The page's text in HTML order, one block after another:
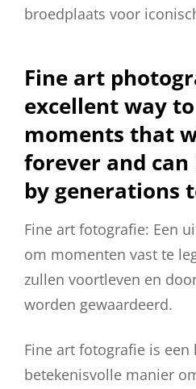
broedplaats voor
Fine art
excellent way
moments that
forever and can
by generations
Fine art fotografie: Een
om momenten vast te
zullen voortleven en
worden gewaardeerd.
Fine art fotografie is een
betekenisvolle manier